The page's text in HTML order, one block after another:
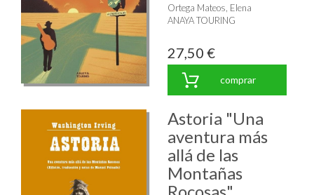
Ortega Mateos, Elena
ANAYA TOURING
27,50 €
comprar
Astoria "Una
aventura más
allá de las
Montañas